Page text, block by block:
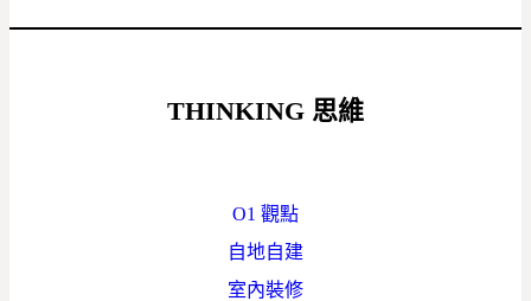
THINKING 思維
O1 觀點
自地自建
室內裝修